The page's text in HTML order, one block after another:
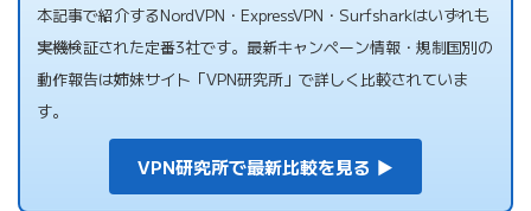
本記事で紹介するNordVPN・ExpressVPN・Surfsharkはいずれも
実機検証された定番3社です。最新キャンペーン情報・規制国別の
動作報告は姉妹サイト「VPN研究所」で詳しく比較されていま
す。
VPN研究所で最新比較を見る ▶